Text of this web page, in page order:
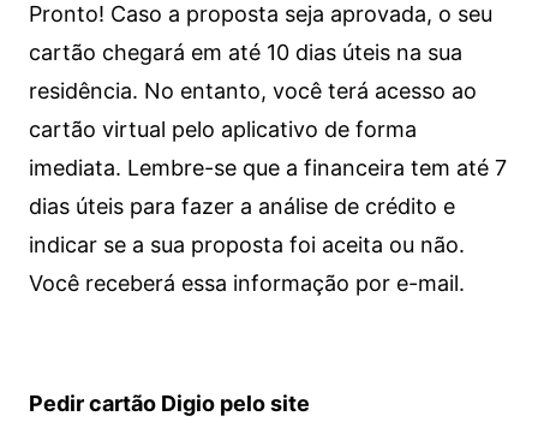
Pronto! Caso a proposta seja aprovada, o seu
cartão chegará em até 10 dias úteis na sua
residência. No entanto, você terá acesso ao
cartão virtual pelo aplicativo de forma
imediata. Lembre-se que a financeira tem até 7
dias úteis para fazer a análise de crédito e
indicar se a sua proposta foi aceita ou não.
Você receberá essa informação por e-mail.
Pedir cartão Digio pelo site